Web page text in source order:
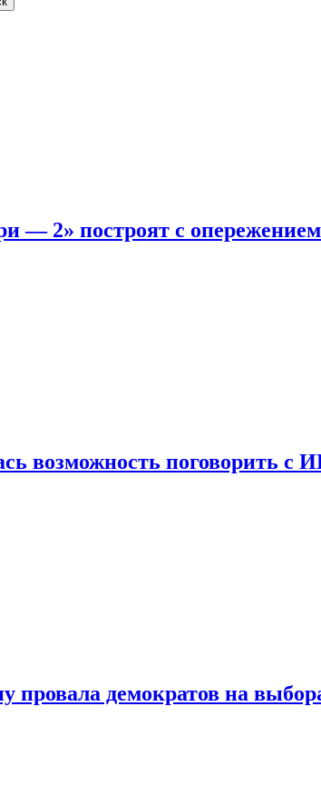
— 2» построят с опережением
возможность поговорить с
провала демократов на